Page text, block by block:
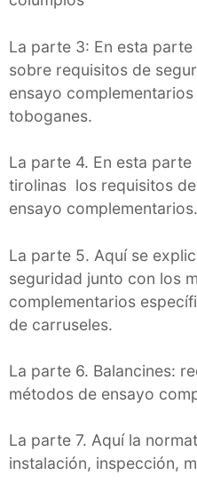
La parte 3: En esta
sobre requisitos de
ensayo
toboganes.
La parte 4. En esta
tirolinas los requisitos
ensayo complementarios.
La parte 5. Aquí se
seguridad junto con los
complementarios
de carruseles.
La parte 6. Balancines:
métodos de ensayo
La parte 7. Aquí la
instalación, inspección,